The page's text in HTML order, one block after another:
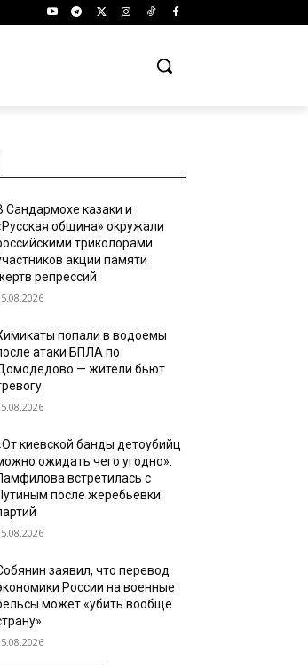
Сандармохе казаки и
община» окружали
триколорами
акции памяти
репрессий
попали в водоемы
атаки БПЛА по
— жители бьют
киевской банды детоубийц
ожидать чего угодно».
встретилась с
после жеребьевки
заявил, что перевод
России на военные
может «убить вообще